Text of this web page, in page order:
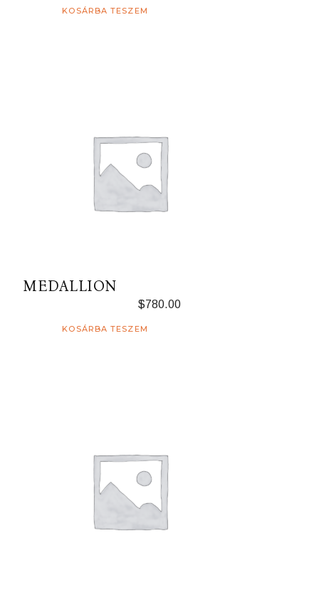
KOSÁRBA TESZEM
MEDALLION
$780.00
KOSÁRBA TESZEM